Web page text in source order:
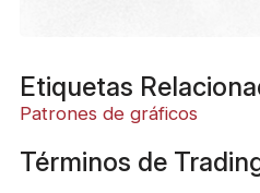
Etiquetas
Patrones de gráficos
Términos de